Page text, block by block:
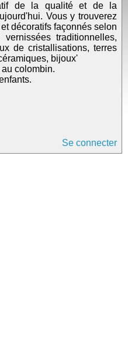
de la qualité et de la
Vous y trouverez
décoratifs façonnés selon
traditionnelles,
de cristallisations, terres
bijoux'
colombin.
Se connecter